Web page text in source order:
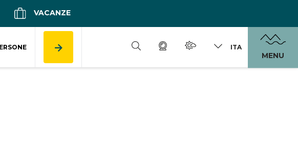
VACANZE
ITA
MENU